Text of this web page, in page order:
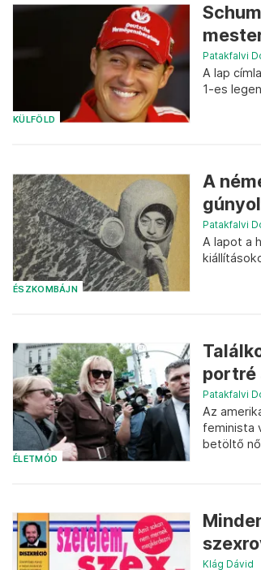
KÜLFÖLD
Patakfalvi
A lap
1-es
ÉSZKOMBÁJN
A
Patakfalvi
A lapot a
ÉLETMÓD
portré
Patakfalvi
Az
feminista
betöltő nő
Klág Dávid